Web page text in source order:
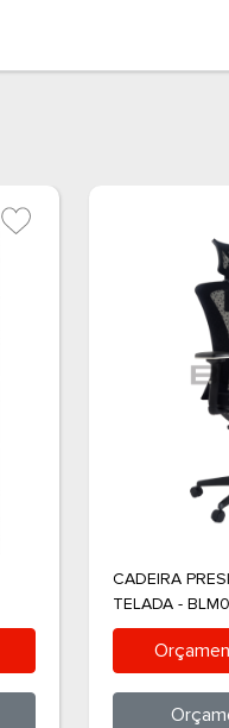
CADEIRA
TELADA -